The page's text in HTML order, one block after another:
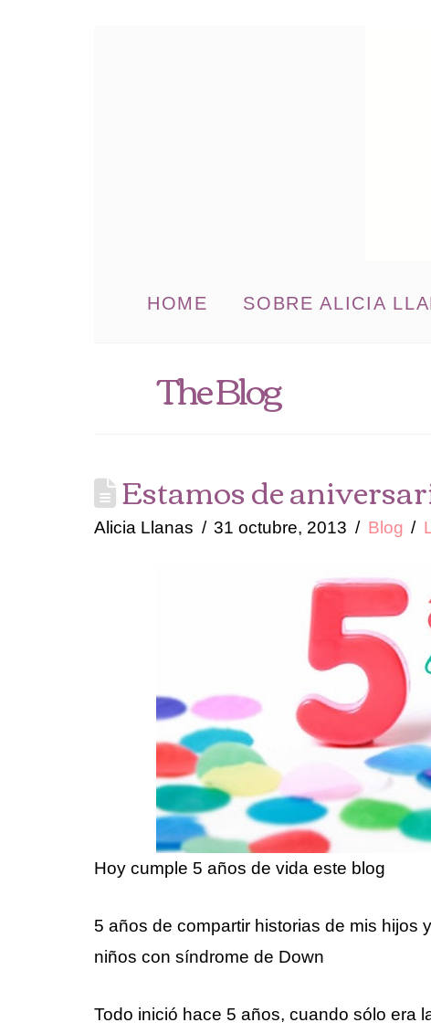
HOME SOBRE ALICIA
The Blog
Estamos de
Alicia Llanas 31 octubre, 2013 Blog
Hoy cumple 5 años de vida este blog
5 años de compartir historias de mis hijos
niños con síndrome de Down
Todo inició hace 5 años, cuando sólo era